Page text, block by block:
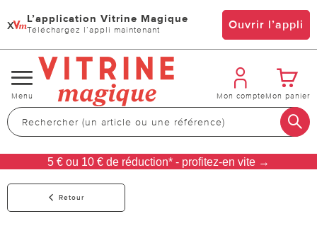
x L’application Vitrine Magique
Téléchargez l’appli maintenant Ouvrir l’appli
Changer
de
navigation
Menu Mon compteMon panier
5 € ou 10 € de réduction* - profitez-en vite →
Retour